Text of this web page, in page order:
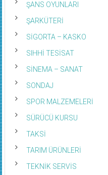
ŞANS OYUNLARI
ŞARKÜTERİ
SİGORTA – KASKO
SIHHİ TESİSAT
SİNEMA – SANAT
SONDAJ
SPOR MALZEMELERİ
SÜRÜCÜ KURSU
TAKSİ
TARIM ÜRÜNLERİ
TEKNİK SERVİS